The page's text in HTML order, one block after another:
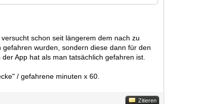
schon seit längerem dem nach zu
wurden, sondern diese dann für den
App hat als man tatsächlich gefahren ist.
/ gefahrene minuten x 60.
Zitieren